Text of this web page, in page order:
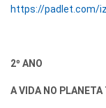
https://padlet.com/
2º ANO
A VIDA NO PLANETA